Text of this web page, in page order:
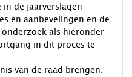
in de jaarverslagen
en aanbevelingen en de
als hieronder
in dit proces te
van de raad brengen.